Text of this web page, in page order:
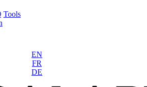
Tools
EN
FR
DE